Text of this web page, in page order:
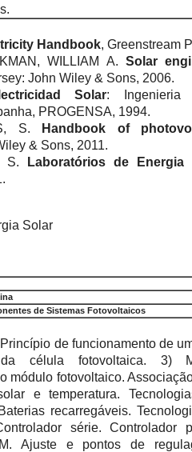
Handbook, Greenstream
WILLIAM A. Solar
John Wiley & Sons, 2006.
Solar: Ingenieria
PROGENSA, 1994.
S.
Handbook of
& Sons, 2011.
S.
Laboratórios de Energia
Solar
de Sistemas Fotovoltaicos
de funcionamento de
célula fotovoltaica. 3)
módulo fotovoltaico.
e temperatura.
recarregáveis.
série. Controlador
Ajuste e pontos de